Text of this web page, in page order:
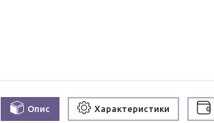
Опис Характеристики